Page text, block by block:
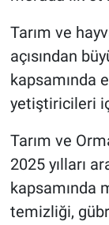
Tarım ve
açısından
kapsamında
yetiştiricileri
Tarım ve
2025 yılları
kapsamında
temizliği,